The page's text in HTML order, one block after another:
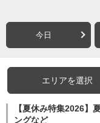
今日
エリアを選択
【夏休み特集2026】
ングなど